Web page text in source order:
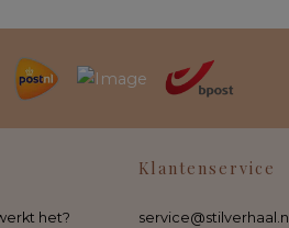
het?
Klantenservice
service@stilverhaal.nl